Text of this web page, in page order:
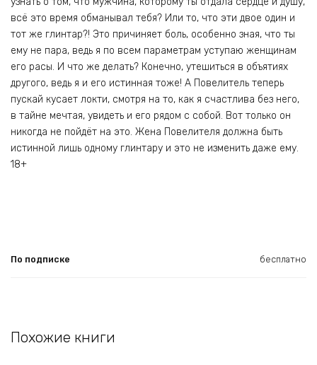
всё это время обманывал тебя? Или то, что эти двое один и
тот же глинтар?! Это причиняет боль, особенно зная, что ты
ему не пара, ведь я по всем параметрам уступаю женщинам
его расы. И что же делать? Конечно, утешиться в объятиях
другого, ведь я и его истинная тоже! А Повелитель теперь
пускай кусает локти, смотря на то, как я счастлива без него,
в тайне мечтая, увидеть и его рядом с собой. Вот только он
никогда не пойдёт на это. Жена Повелителя должна быть
истинной лишь одному глинтару и это не изменить даже ему.
18+
По подписке бесплатно
Похожие книги